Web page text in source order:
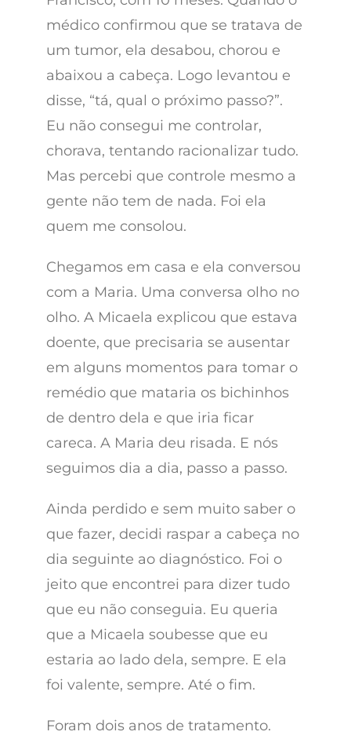
médico confirmou que se tratava de
um tumor, ela desabou, chorou e
abaixou a cabeça. Logo levantou e
disse, “tá, qual o próximo passo?”.
Eu não consegui me controlar,
chorava, tentando racionalizar tudo.
Mas percebi que controle mesmo a
gente não tem de nada. Foi ela
quem me consolou.
Chegamos em casa e ela conversou
com a Maria. Uma conversa olho no
olho. A Micaela explicou que estava
doente, que precisaria se ausentar
em alguns momentos para tomar o
remédio que mataria os bichinhos
de dentro dela e que iria ficar
careca. A Maria deu risada. E nós
seguimos dia a dia, passo a passo.
Ainda perdido e sem muito saber o
que fazer, decidi raspar a cabeça no
dia seguinte ao diagnóstico. Foi o
jeito que encontrei para dizer tudo
que eu não conseguia. Eu queria
que a Micaela soubesse que eu
estaria ao lado dela, sempre. E ela
foi valente, sempre. Até o fim.
Foram dois anos de tratamento.